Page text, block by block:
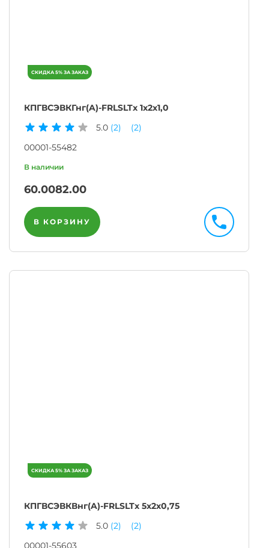
КПГВСЭВКГнг(A)-FRLSLTx 1х2х1,0
5.0 (2)
(2)
00001-55482
60.0082.00
В КОРЗИНУ
КПГВСЭВКВнг(A)-FRLSLTx 5х2х0,75
5.0 (2)
(2)
00001-55603